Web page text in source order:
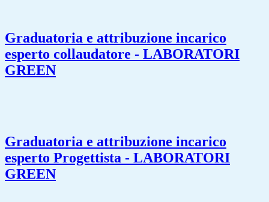
Graduatoria e attribuzione incarico
esperto collaudatore - LABORATORI
GREEN
Graduatoria e attribuzione incarico
esperto Progettista - LABORATORI
GREEN